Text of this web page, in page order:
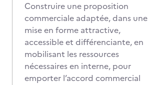
Construire une proposition
commerciale adaptée, dans une
mise en forme attractive,
accessible et différenciante, en
mobilisant les ressources
nécessaires en interne, pour
emporter l’accord commercial